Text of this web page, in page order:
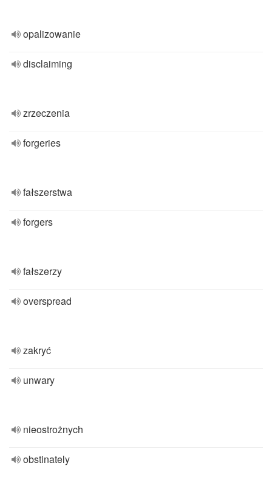
opalizowanie
disclaiming
zrzeczenia
forgeries
fałszerstwa
forgers
fałszerzy
overspread
zakryć
unwary
nieostrożnych
obstinately